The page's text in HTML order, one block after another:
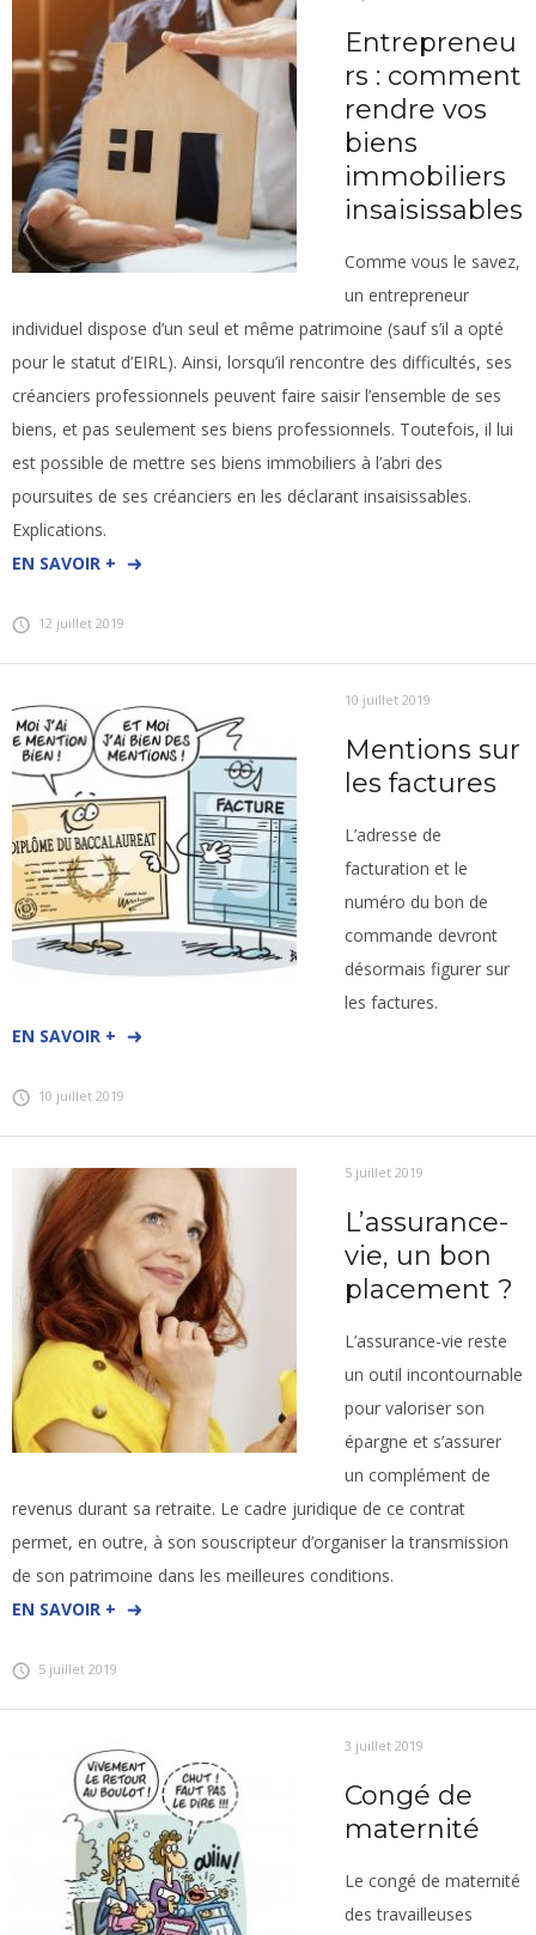
Entrepreneu
rs : comment
rendre vos
biens
immobiliers
insaisissables
Comme vous le savez,
un entrepreneur
individuel dispose d’un seul et même patrimoine (sauf s’il a opté
pour le statut d’EIRL). Ainsi, lorsqu’il rencontre des difficultés, ses
créanciers professionnels peuvent faire saisir l’ensemble de ses
biens, et pas seulement ses biens professionnels. Toutefois, il lui
est possible de mettre ses biens immobiliers à l’abri des
poursuites de ses créanciers en les déclarant insaisissables.
Explications.
EN SAVOIR +
12 juillet 2019
10 juillet 2019
Mentions sur
les factures
L’adresse de
facturation et le
numéro du bon de
commande devront
désormais figurer sur
les factures.
EN SAVOIR +
10 juillet 2019
5 juillet 2019
L’assurance-
vie, un bon
placement ?
L’assurance-vie reste
un outil incontournable
pour valoriser son
épargne et s’assurer
un complément de
revenus durant sa retraite. Le cadre juridique de ce contrat
permet, en outre, à son souscripteur d’organiser la transmission
de son patrimoine dans les meilleures conditions.
EN SAVOIR +
5 juillet 2019
3 juillet 2019
Congé de
maternité
Le congé de maternité
des travailleuses